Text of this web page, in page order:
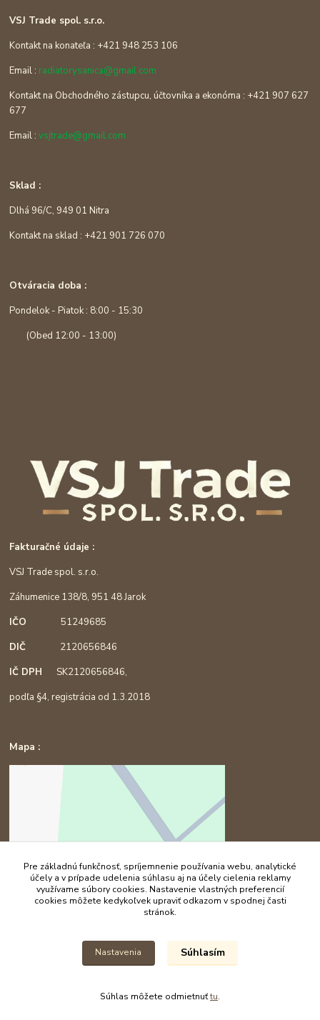
VSJ Trade spol. s.r.o.
Kontakt na konateľa : +421 948 253 106
Email : radiatorysanica@gmail.com
Kontakt na Obchodného zástupcu, účtovníka a ekonóma : +421 907 627
677
Email :vsjtrade@gmail.com
Sklad :
Dlhá 96/C, 949 01 Nitra
Kontakt na sklad : +421 901 726 070
Otváracia doba :
Pondelok - Piatok : 8:00 - 15:30
(Obed 12:00 - 13:00)
Fakturačné údaje :
VSJ Trade spol. s.r.o.
Záhumenice 138/8, 951 48 Jarok
IČO51249685
DIČ 2120656846
IČ DPHSK2120656846,
podľa §4, registrácia od 1.3.2018
Mapa :
Pre základnú funkčnosť, spríjemnenie používania webu, analytické
účely a v prípade udelenia súhlasu aj na účely cielenia reklamy
využívame súbory cookies. Nastavenie vlastných preferencií
cookies môžete kedykoľvek upraviť odkazom v spodnej časti
stránok.
Nastavenia Súhlasím
Súhlas môžete odmietnuťtu.